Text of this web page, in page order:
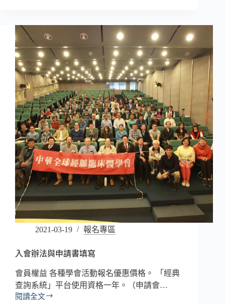
2021-03-19 報名專區
入會辦法與申請書填寫
會員權益 各種學會活動報名優惠價格。 「經典
查詢系統」平台使用資格一年。（申請會…
閱讀全文